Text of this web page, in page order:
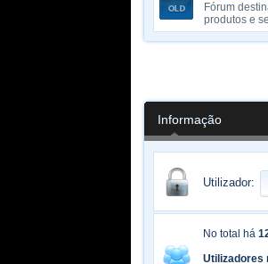
Fórum
produtos e
Informação
Utilizador:
No total há
Utilizadores